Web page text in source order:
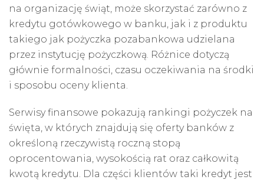
na organizację świąt, może skorzystać zarówno z
kredytu gotówkowego w banku, jak i z produktu
takiego jak pożyczka pozabankowa udzielana
przez instytucję pożyczkową. Różnice dotyczą
głównie formalności, czasu oczekiwania na środki
i sposobu oceny klienta.
Serwisy finansowe pokazują rankingi pożyczek na
święta, w których znajdują się oferty banków z
określoną rzeczywistą roczną stopą
oprocentowania, wysokością rat oraz całkowitą
kwotą kredytu. Dla części klientów taki kredyt jest